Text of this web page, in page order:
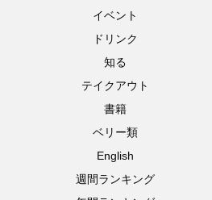
イベント
ドリンク
知る
テイクアウト
書籍
ベリー類
English
週間ランキング